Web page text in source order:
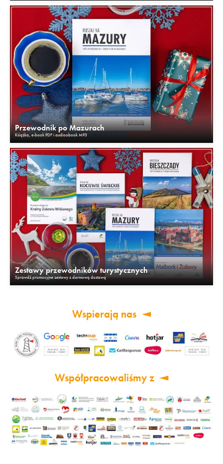
Przewodnik po Mazurach
Książka, e-book PDF i audioobook MP3
Zestawy przewodników turystycznych
Sprawdź promocyjne zestawy z darmową dostawą
Wspierają nas
Współpracowaliśmy z